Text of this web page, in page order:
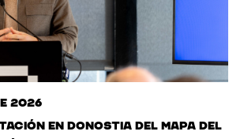
2026
en Donostia del Mapa del